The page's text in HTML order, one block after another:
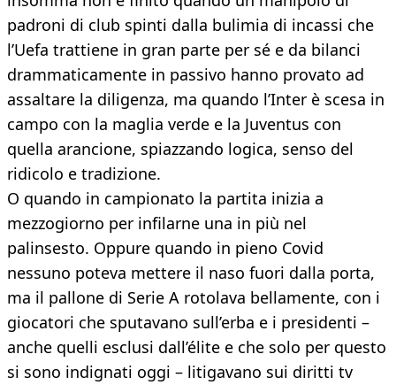
padroni di club spinti dalla bulimia di incassi che
l’Uefa trattiene in gran parte per sé e da bilanci
drammaticamente in passivo hanno provato ad
assaltare la diligenza, ma quando l’Inter è scesa in
campo con la maglia verde e la Juventus con
quella arancione, spiazzando logica, senso del
ridicolo e tradizione.
O quando in campionato la partita inizia a
mezzogiorno per infilarne una in più nel
palinsesto. Oppure quando in pieno Covid
nessuno poteva mettere il naso fuori dalla porta,
ma il pallone di Serie A rotolava bellamente, con i
giocatori che sputavano sull’erba e i presidenti –
anche quelli esclusi dall’élite e che solo per questo
si sono indignati oggi – litigavano sui diritti tv